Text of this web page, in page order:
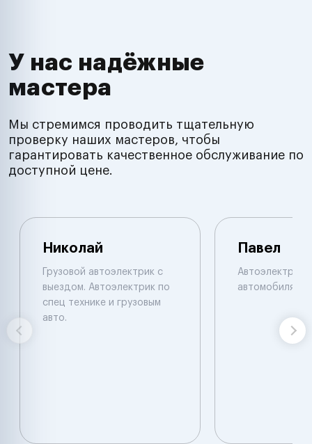
У нас надёжные
мастера
Мы стремимся проводить тщательную
проверку наших мастеров, чтобы
гарантировать качественное обслуживание по
доступной цене.
Николай
Грузовой автоэлектрик с
выездом. Автоэлектрик по
спец технике и грузовым
авто.
Павел
Автоэлектрик
автомобилям.